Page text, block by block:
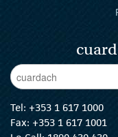
Enter Keywords
Tel: +353 1 617 1000
Fax: +353 1 617 1001